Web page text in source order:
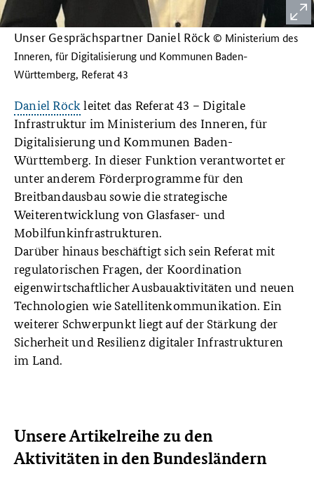
Unser Gesprächspartner Daniel Röck © Ministerium des
Inneren, für Digitalisierung und Kommunen Baden-
Württemberg, Referat 43
Daniel Röckleitet das Referat 43 – Digitale
Infrastruktur im Ministerium des Inneren, für
Digitalisierung und Kommunen Baden-
Württemberg. In dieser Funktion verantwortet er
unter anderem Förderprogramme für den
Breitbandausbau sowie die strategische
Weiterentwicklung von Glasfaser- und
Mobilfunkinfrastrukturen.
Darüber hinaus beschäftigt sich sein Referat mit
regulatorischen Fragen, der Koordination
eigenwirtschaftlicher Ausbauaktivitäten und neuen
Technologien wie Satellitenkommunikation. Ein
weiterer Schwerpunkt liegt auf der Stärkung der
Sicherheit und Resilienz digitaler Infrastrukturen
im Land.
Unsere Artikelreihe zu den
Aktivitäten in den Bundesländern